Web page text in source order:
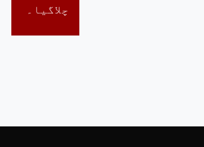
چلاگیا۔